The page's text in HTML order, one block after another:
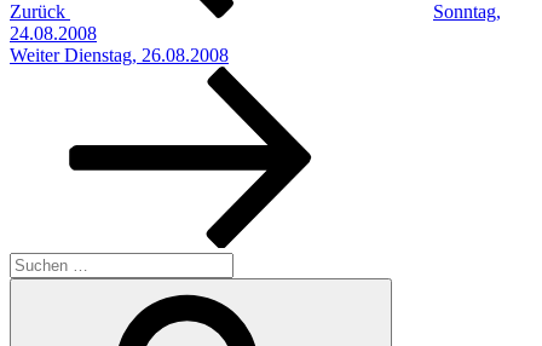
Zurück
Sonntag,
24.08.2008
Nächster
Weiter Dienstag, 26.08.2008
Suchen
nach: